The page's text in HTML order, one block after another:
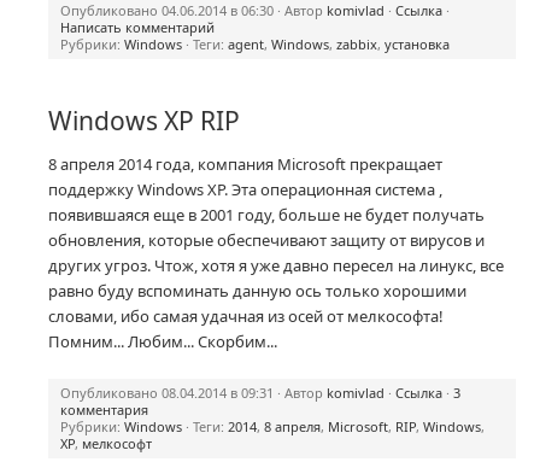
Опубликовано 04.06.2014 в 06:30 · Автор komivlad · Ссылка ·
Написать комментарий
Рубрики: Windows · Теги: agent, Windows, zabbix, установка
Windows XP RIP
8 апреля 2014 года, компания Microsoft прекращает
поддержку Windows XP. Эта операционная система ,
появившаяся еще в 2001 году, больше не будет получать
обновления, которые обеспечивают защиту от вирусов и
других угроз. Чтож, хотя я уже давно пересел на линукс, все
равно буду вспоминать данную ось только хорошими
словами, ибо самая удачная из осей от мелкософта!
Помним... Любим... Скорбим...
Опубликовано 08.04.2014 в 09:31 · Автор komivlad · Ссылка · 3
комментария
Рубрики: Windows · Теги: 2014, 8 апреля, Microsoft, RIP, Windows,
XP, мелкософт